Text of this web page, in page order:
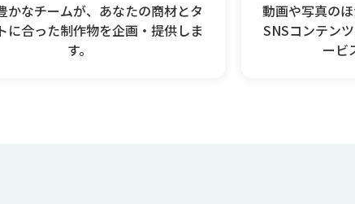
かなチームが、あなたの商材とタ
に合った制作物を企画・提供しま
す。
動画や写真の
SNSコンテン
ービ